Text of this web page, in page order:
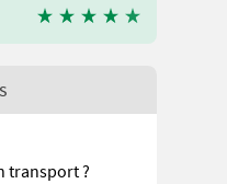
besonders
transport ?